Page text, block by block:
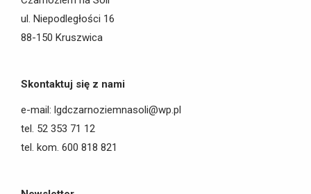
ul. Niepodległości 16
88-150 Kruszwica
Skontaktuj się z nami
e-mail: lgdczarnoziemnasoli@wp.pl
tel. 52 353 71 12
tel. kom. 600 818 821